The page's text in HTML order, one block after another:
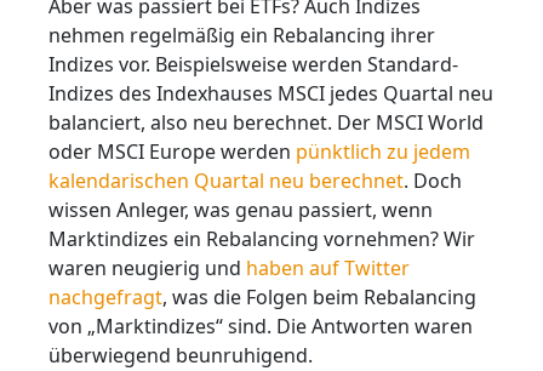
Aber was passiert bei ETFs? Auch Indizes
nehmen regelmäßig ein Rebalancing ihrer
Indizes vor. Beispielsweise werden Standard-
Indizes des Indexhauses MSCI jedes Quartal neu
balanciert, also neu berechnet. Der MSCI World
oder MSCI Europe werden pünktlich zu jedem
kalendarischen Quartal neu berechnet. Doch
wissen Anleger, was genau passiert, wenn
Marktindizes ein Rebalancing vornehmen? Wir
waren neugierig und haben auf Twitter
nachgefragt, was die Folgen beim Rebalancing
von „Marktindizes“ sind. Die Antworten waren
überwiegend beunruhigend.